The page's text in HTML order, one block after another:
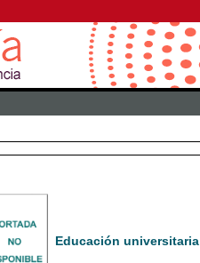
Educación universitaria